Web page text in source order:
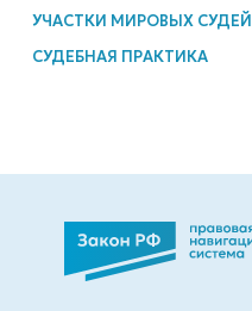
УЧАСТКИ МИРОВЫХ СУДЕЙ
СУДЕБНАЯ ПРАКТИКА